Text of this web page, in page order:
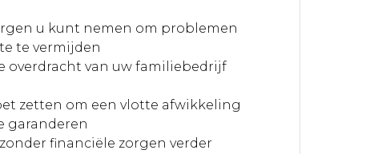
u kunt nemen om problemen
te vermijden
overdracht van uw familiebedrijf
zetten om een vlotte afwikkeling
garanderen
financiële zorgen verder